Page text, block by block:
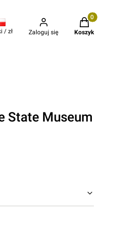
/ zł Zaloguj się
Produkty w
Koszyk
State Museum